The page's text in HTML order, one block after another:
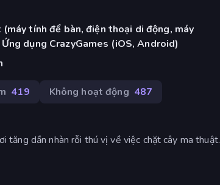
(máy tính để bàn, điện thoại di động, máy
dụng CrazyGames (iOS, Android)
419 Không hoạt động 487
tăng dần nhàn rỗi thú vị về việc chặt cây ma thuật.